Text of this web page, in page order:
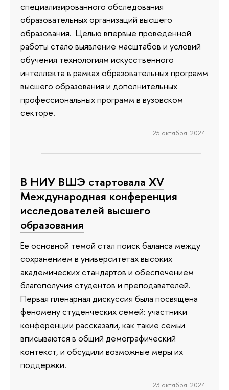
специализированного обследования
образовательных организаций высшего
образования. Целью впервые проведенной
работы стало выявление масштабов и условий
обучения технологиям искусственного
интеллекта в рамках образовательных программ
высшего образования и дополнительных
профессиональных программ в вузовском
секторе.
25 октября 2024
В НИУ ВШЭ стартовала XV
Международная конференция
исследователей высшего
образования
Ее основной темой стал поиск баланса между
сохранением в университетах высоких
академических стандартов и обеспечением
благополучия студентов и преподавателей.
Первая пленарная дискуссия была посвящена
феномену студенческих семей: участники
конференции рассказали, как такие семьи
вписываются в общий демографический
контекст, и обсудили возможные меры их
поддержки.
23 октября 2024